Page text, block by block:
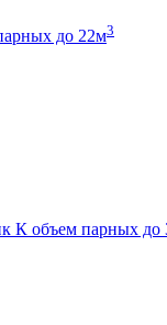
до 22м3
К объем парных до